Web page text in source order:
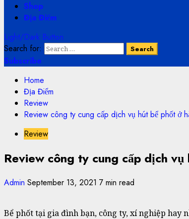
Shop
Địa Điểm
Light/Dark Button
Search for:
Subscribe
Home
Địa Điểm
Review
Review công ty cung cấp dịch vụ hút bể phốt ở
Review
Review công ty cung cấp dịch vụ
Admin September 13, 2021 7 min read
Bể phốt tại gia đình bạn, công ty, xí nghiệp hay